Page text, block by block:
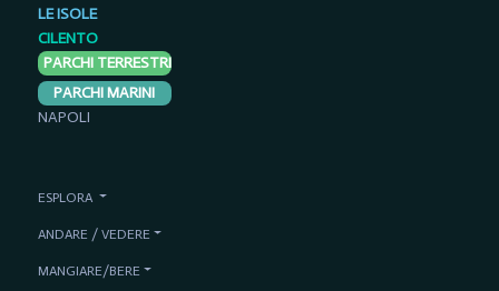
LE ISOLE
CILENTO
PARCHI TERRESTRI
PARCHI MARINI
NAPOLI
ESPLORA
ANDARE / VEDERE
MANGIARE/BERE